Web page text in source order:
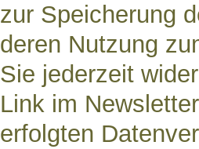
zur Speicherung
deren Nutzung
Sie jederzeit
Link im
erfolgten